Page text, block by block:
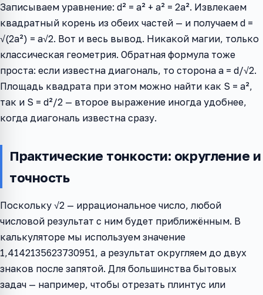
Записываем уравнение: d² = a² + a² = 2a². Извлекаем
квадратный корень из обеих частей — и получаем d =
√(2a²) = a√2. Вот и весь вывод. Никакой магии, только
классическая геометрия. Обратная формула тоже
проста: если известна диагональ, то сторона a = d/√2.
Площадь квадрата при этом можно найти как S = a²,
так и S = d²/2 — второе выражение иногда удобнее,
когда диагональ известна сразу.
Практические тонкости: округление и
точность
Поскольку √2 — иррациональное число, любой
числовой результат с ним будет приближённым. В
калькуляторе мы используем значение
1,4142135623730951, а результат округляем до двух
знаков после запятой. Для большинства бытовых
задач — например, чтобы отрезать плинтус или